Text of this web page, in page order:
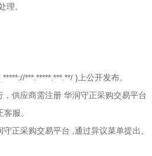
理。
*****://***.*****.***.**/ )上公开发布。
，供应商需注册 华润守正采购交易平台
服。
守正采购交易平台 ,通过异议菜单提出。